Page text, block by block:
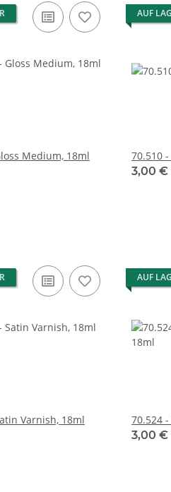
Medium, 18ml
AUF
70.510
3,00 €
Varnish, 18ml
AUF
70.524
3,00 €